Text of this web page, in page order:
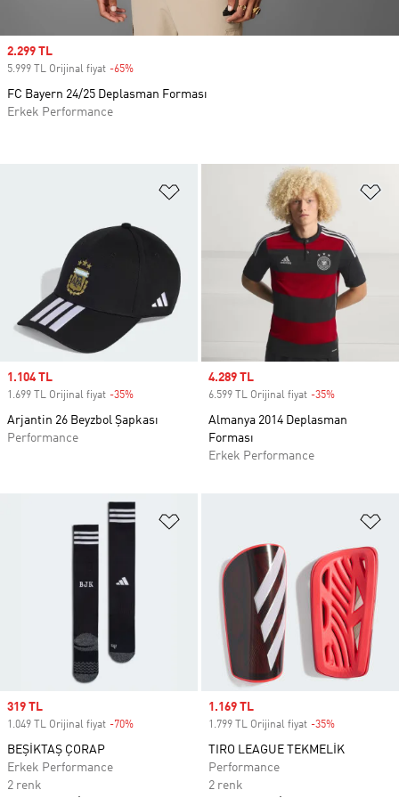
Favori Listesine Ekle
Sale price
1.104 TL
1.699 TL Orijinal fiyat -35%
Arjantin 26 Beyzbol Şapkası
Performance
Sale price
4.289 TL
6.599 TL Orijinal fiyat -35%
Almanya 2014 Deplasman
Forması
Erkek Performance
Sale price
319 TL
1.049 TL Orijinal fiyat -70%
BEŞİKTAŞ ÇORAP
Erkek Performance
2 renk
Sale price
1.169 TL
1.799 TL Orijinal fiyat -35%
TIRO LEAGUE TEKMELİK
Performance
2 renk
Sale price
2.299 TL
5.999 TL Orijinal fiyat -65%
FC Bayern 24/25 Deplasman Forması
Erkek Performance